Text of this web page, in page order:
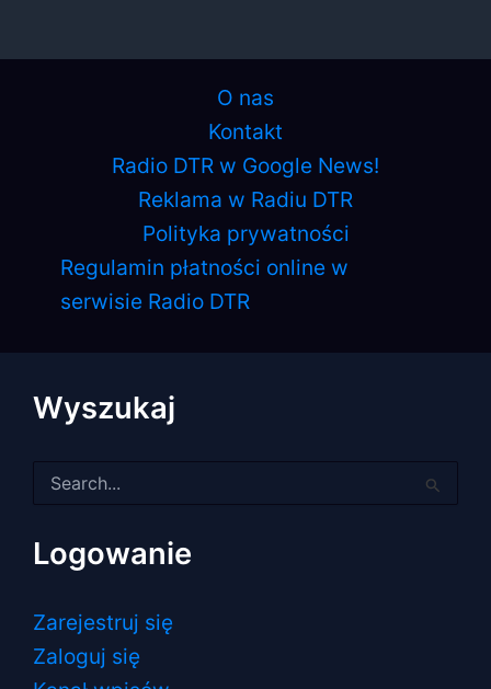
O nas
Kontakt
Radio DTR w Google News!
Reklama w Radiu DTR
Polityka prywatności
Regulamin płatności online w
serwisie Radio DTR
Wyszukaj
dla:
Logowanie
Zarejestruj się
Zaloguj się